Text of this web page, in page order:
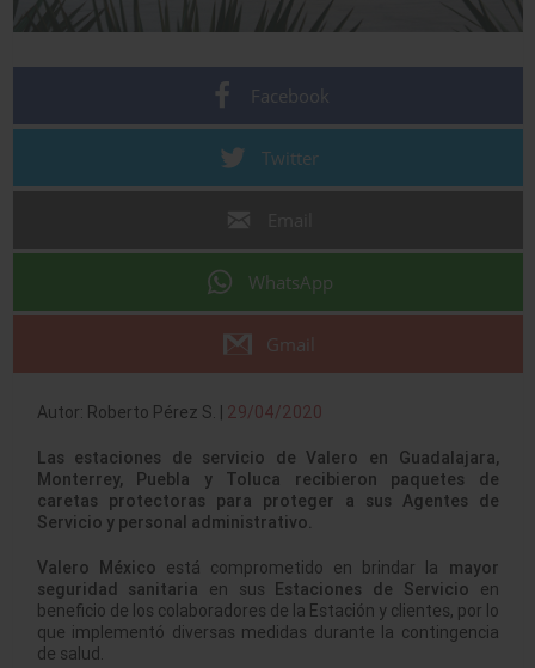
Facebook
Twitter
WhatsApp
Gmail
Autor: Roberto Pérez S. | 29/04/2020
Las estaciones de servicio de Valero en Guadalajara,
Monterrey, Puebla y Toluca recibieron paquetes de
caretas protectoras para proteger a sus Agentes de
Servicio y personal administrativo.
Valero México está comprometido en brindar la mayor
seguridad sanitaria en sus Estaciones de Servicio en
beneficio de los colaboradores de la Estación y clientes, por lo
que implementó diversas medidas durante la contingencia
de salud.